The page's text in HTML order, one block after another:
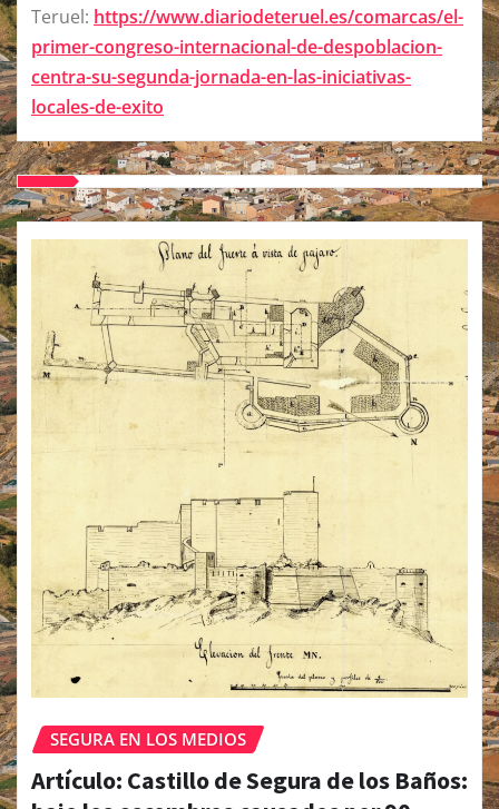
Teruel: https://www.diariodeteruel.es/comarcas/el-
primer-congreso-internacional-de-despoblacion-
centra-su-segunda-jornada-en-las-iniciativas-
locales-de-exito
SEGURA EN LOS MEDIOS
Artículo: Castillo de Segura de los Baños: